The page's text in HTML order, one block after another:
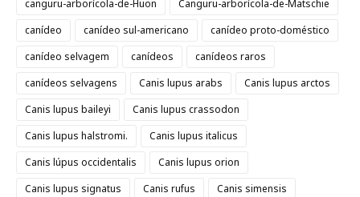
canguru-arborícola-de-Huon
Canguru-arborícola-de-Matschie
canídeo
canídeo sul-americano
canídeo proto-doméstico
canídeo selvagem
canídeos
canídeos raros
canídeos selvagens
Canis lupus arabs
Canis lupus arctos
Canis lupus baileyi
Canis lupus crassodon
Canis lupus halstromi.
Canis lupus italicus
Canis lúpus occidentalis
Canis lupus orion
Canis lupus signatus
Canis rufus
Canis simensis